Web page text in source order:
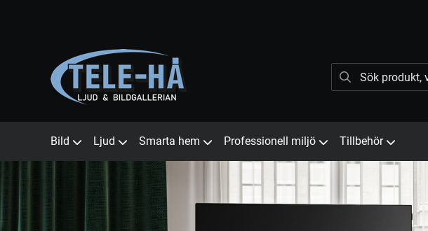
Bild Ljud Smarta hem Professionell miljö Tillbehör